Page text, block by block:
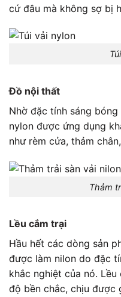
cứ đâu mà không sợ bị
Đồ nội thất
Nhờ đặc tính sáng
nylon được ứng dụng
như rèm cửa, thảm
Thảm
Lều cắm trại
Hầu hết các dòng sản
được làm nilon do đặc
khắc nghiệt của nó.
độ bền chắc, chịu được